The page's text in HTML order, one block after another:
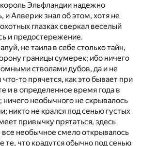
Эльфландии надежно
и Алверик знал об этом, хотя не
глазках сверкал веселый
и предостережение.
не таила в себе столько тайн,
границы сумерек; ибо ничего
стволами дубов, да и не
что-то прячется, как это бывает при
и в определенное время года в
необычного не скрывалось
никто не крался под сенью густых
привычку прятаться, здесь
необычное смело открывалось
те, что крадутся обычно под сенью